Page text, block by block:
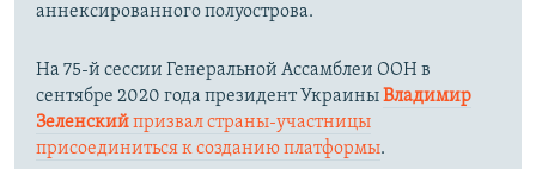
аннексированного полуострова.
На 75-й сессии Генеральной Ассамблеи ООН в
сентябре 2020 года президент УкраиныВладимир
Зеленскийпризвал страны-участницы
присоединиться к созданию платформы.